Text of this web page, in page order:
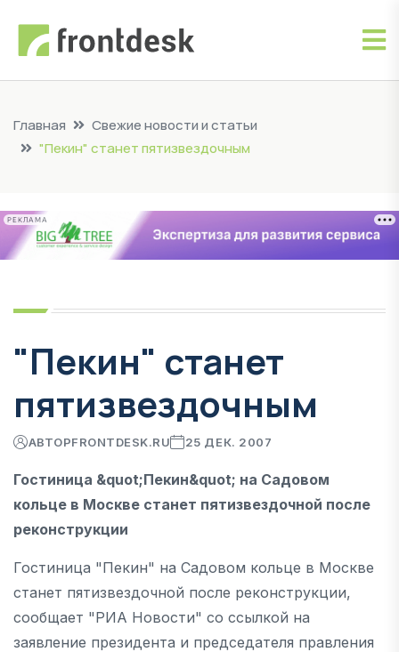
Главная
Свежие новости и статьи
"Пекин" станет пятизвездочным
РЕКЛАМА
"Пекин" станет
пятизвездочным
АВТОРFRONTDESK.RU 25 ДЕК. 2007
Гостиница &quot;Пекин&quot; на Садовом
кольце в Москве станет пятизвездочной после
реконструкции
Гостиница "Пекин" на Садовом кольце в Москве
станет пятизвездочной после реконструкции,
сообщает "РИА Новости" со ссылкой на
заявление президента и председателя правления